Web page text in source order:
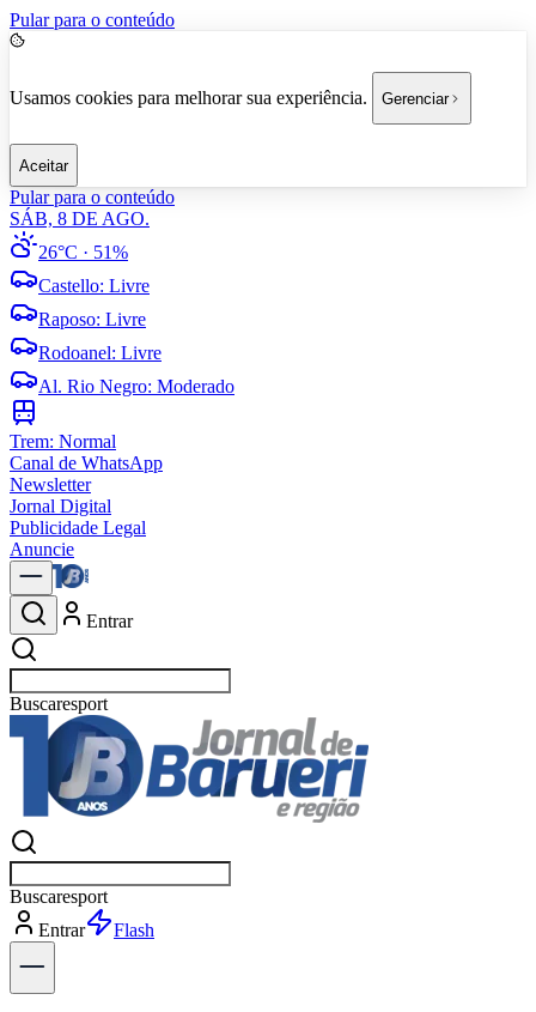
Pular para o conteúdo
Usamos cookies para melhorar sua experiência. Gerenciar
Aceitar
Pular para o conteúdo
SÁB, 8 DE AGO.
26°C · 51%
Castello: Livre
Raposo: Livre
Rodoanel: Livre
Al. Rio Negro: Moderado
Trem: Normal
Canal de WhatsApp
Newsletter
Jornal Digital
Publicidade Legal
Anuncie
Entrar
Buscarpol
Buscarpol
Entrar
Explorar